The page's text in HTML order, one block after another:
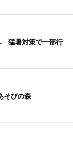
猛暑対策で一部行
そびの森